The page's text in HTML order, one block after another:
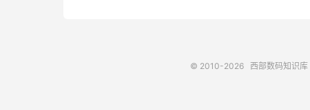
© 2010-2026 西部数码知识库